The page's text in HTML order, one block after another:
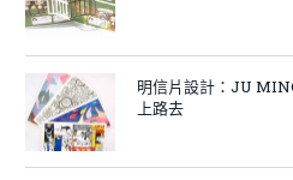
明信片設計：JU
上路去